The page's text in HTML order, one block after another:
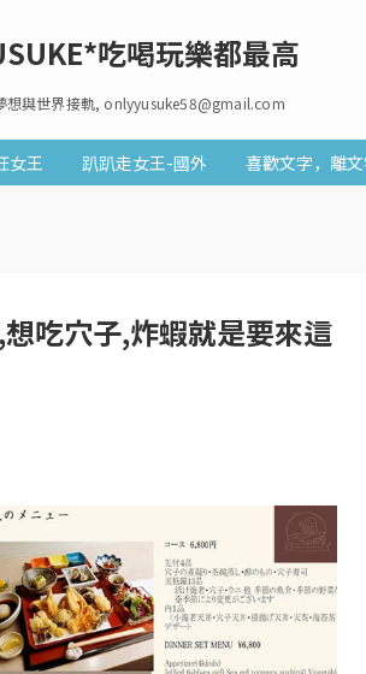
吃喝玩樂都最高
想與世界接軌, onlyyusuke58@gmail.com
女王 趴趴走女王-國外 喜歡文字，離
吃穴子,炸蝦就是要來這